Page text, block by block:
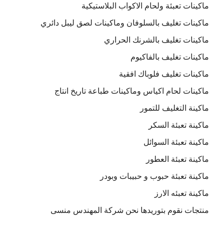
ماكينات تعبئة ولحام الاكواب البلاستيكية
ماكينات تغليف بالسلوفان وماكينات لصق ليبل دائري
ماكينات تغليف بالشرنك الحراري
ماكينات تغليف بالفاكيوم
ماكينات تغليف فلوباك افقية
ماكينات لحام اكياس وماكينات طباعة تاريخ انتاج
ماكينة التغليف للتمور
ماكينة تعبئة السكر
ماكينة تعبئة السوائل
ماكينة تعبئة العطور
ماكينة تعبئة حبوب و حبيبات وبودر
ماكينة تعبئه الارز
منتجات نقوم بتوريدها نحن شركة المهندس منسى